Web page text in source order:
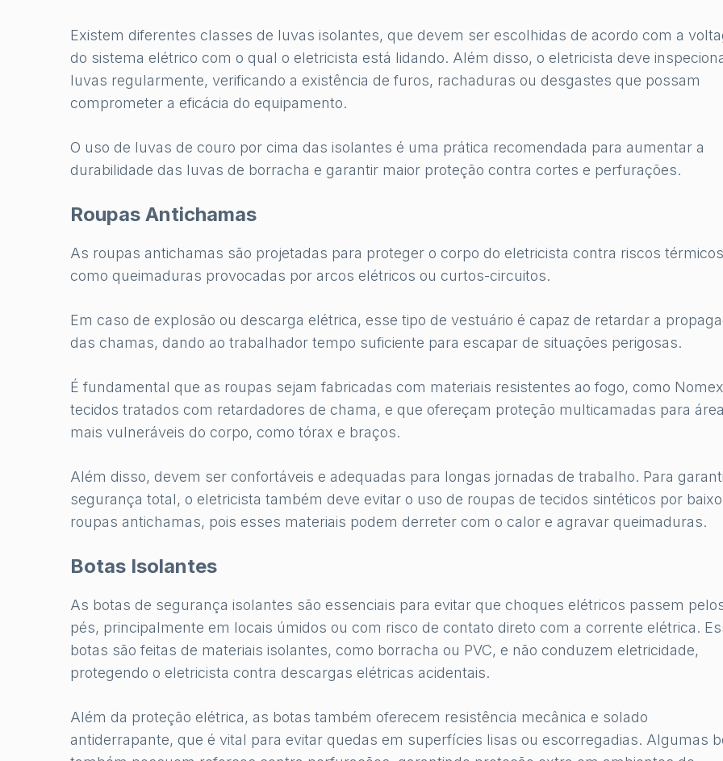
Existem diferentes classes de luvas isolantes, que devem ser escolhidas de acordo com a
do sistema elétrico com o qual o eletricista está lidando. Além disso, o eletricista deve
luvas regularmente, verificando a existência de furos, rachaduras ou desgastes que possam
comprometer a eficácia do equipamento.
O uso de luvas de couro por cima das isolantes é uma prática recomendada para aumentar a
durabilidade das luvas de borracha e garantir maior proteção contra cortes e perfurações.
Roupas Antichamas
As roupas antichamas são projetadas para proteger o corpo do eletricista contra riscos
como queimaduras provocadas por arcos elétricos ou curtos-circuitos.
Em caso de explosão ou descarga elétrica, esse tipo de vestuário é capaz de retardar a
das chamas, dando ao trabalhador tempo suficiente para escapar de situações perigosas.
É fundamental que as roupas sejam fabricadas com materiais resistentes ao fogo, como
tecidos tratados com retardadores de chama, e que ofereçam proteção multicamadas para
mais vulneráveis do corpo, como tórax e braços.
Além disso, devem ser confortáveis e adequadas para longas jornadas de trabalho. Para
segurança total, o eletricista também deve evitar o uso de roupas de tecidos sintéticos por
roupas antichamas, pois esses materiais podem derreter com o calor e agravar queimaduras.
Botas Isolantes
As botas de segurança isolantes são essenciais para evitar que choques elétricos passem
pés, principalmente em locais úmidos ou com risco de contato direto com a corrente elétrica.
botas são feitas de materiais isolantes, como borracha ou PVC, e não conduzem eletricidade,
protegendo o eletricista contra descargas elétricas acidentais.
Além da proteção elétrica, as botas também oferecem resistência mecânica e solado
antiderrapante, que é vital para evitar quedas em superfícies lisas ou escorregadias. Algumas